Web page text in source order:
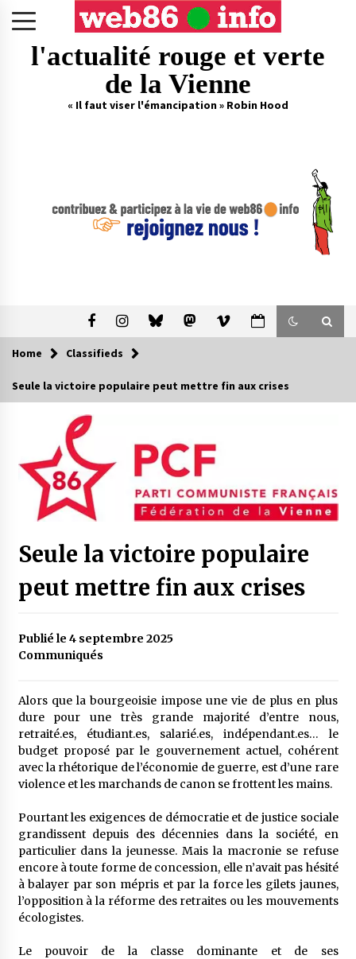
l'actualité rouge et verte
de la Vienne
« Il faut viser l'émancipation » Robin Hood
Home Classifieds
Seule la victoire populaire peut mettre fin aux crises
Seule la victoire populaire
peut mettre fin aux crises
Publié le 4 septembre 2025
Communiqués
Alors que la bourgeoisie impose une vie de plus en plus
dure pour une très grande majorité d’entre nous,
retraité.es, étudiant.es, salarié.es, indépendant.es… le
budget proposé par le gouvernement actuel, cohérent
avec la rhétorique de l’économie de guerre, est d’une rare
violence et les marchands de canon se frottent les mains.
Pourtant les exigences de démocratie et de justice sociale
grandissent depuis des décennies dans la société, en
particulier dans la jeunesse. Mais la macronie se refuse
encore à toute forme de concession, elle n’avait pas hésité
à balayer par son mépris et par la force les gilets jaunes,
l’opposition à la réforme des retraites ou les mouvements
écologistes.
Le pouvoir de la classe dominante et de ses